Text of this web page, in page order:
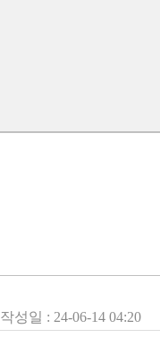
작성일 : 24-06-14 04:20